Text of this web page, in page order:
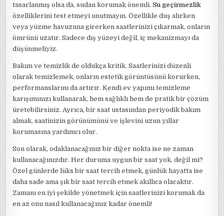
tasarlanmış olsa da, sudan korumak önemli. Su geçirmezlik
özelliklerini test etmeyi unutmayın. Özellikle duş alırken
veya yüzme havuzuna girerken saatlerinizi çıkarmak, onların
ömrünü uzatır. Sadece dış yüzeyi değil, iç mekanizmayı da
düşünmeliyiz.
Bakım ve temizlik de oldukça kritik. Saatlerinizi düzenli
olarak temizlemek, onların estetik görüntüsünü korurken,
performanslarını da artırır. Kendi ev yapımı temizleme
karışımınızı kullanarak, hem sağlıklı hem de pratik bir çözüm
üretebilirsiniz. Ayrıca, bir saat ustasından periyodik bakım
almak, saatinizin görünümünü ve işlevini uzun yıllar
korumasına yardımcı olur.
Son olarak, odaklanacağınız bir diğer nokta ise ne zaman
kullanacağınızdır. Her duruma uygun bir saat yok, değil mi?
Özel günlerde lüks bir saat tercih etmek, günlük hayatta ise
daha sade ama şık bir saat tercih etmek akıllıca olacaktır.
Zamanı en iyi şekilde yönetmek için saatlerinizi korumak da
en az onu nasıl kullanacağınız kadar önemli!